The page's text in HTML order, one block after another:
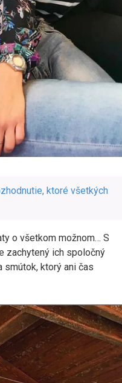
ktoré všetkých
o všetkom možnom… S
zachytený ich spoločný
smútok, ktorý ani čas